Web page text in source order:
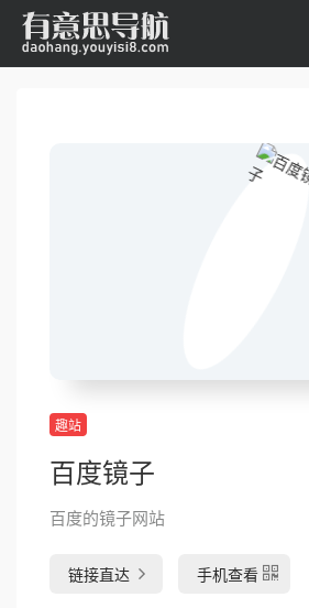
趣站
百度镜子
百度的镜子网站
链接直达 手机查看